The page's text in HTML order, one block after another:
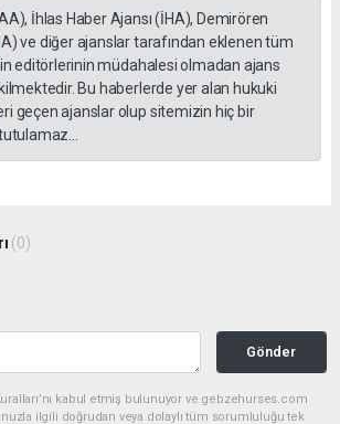
İhlas Haber Ajansı (İHA), Demirören
ve diğer ajanslar tarafından eklenen tüm
editörlerinin müdahalesi olmadan ajans
Bu haberlerde yer alan hukuki
geçen ajanslar olup sitemizin hiç bir
(0)
Gönder
kabul etmiş bulunuyor ve gebzehurses.com
ilgili doğrudan veya dolaylı tüm sorumluluğu tek